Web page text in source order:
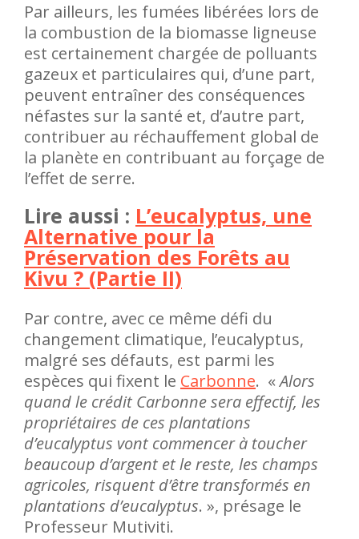
Par ailleurs, les fumées libérées lors de
la combustion de la biomasse ligneuse
est certainement chargée de polluants
gazeux et particulaires qui, d’une part,
peuvent entraîner des conséquences
néfastes sur la santé et, d’autre part,
contribuer au réchauffement global de
la planète en contribuant au forçage de
l’effet de serre.
Lire aussi : L’eucalyptus, une
Alternative pour la
Préservation des Forêts au
Kivu ? (Partie II)
Par contre, avec ce même défi du
changement climatique, l’eucalyptus,
malgré ses défauts, est parmi les
espèces qui fixent le Carbonne. «Alors
quand le crédit Carbonne sera effectif, les
propriétaires de ces plantations
d’eucalyptus vont commencer à toucher
beaucoup d’argent et le reste, les champs
agricoles, risquent d’être transformés en
plantations d’eucalyptus. », présage le
Professeur Mutiviti.